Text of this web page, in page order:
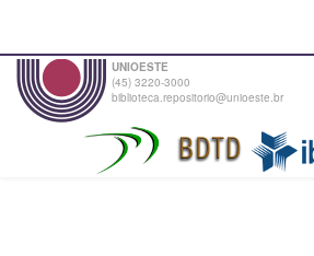
UNIOESTE
(45) 3220-3000
biblioteca.repositorio@unioeste.br